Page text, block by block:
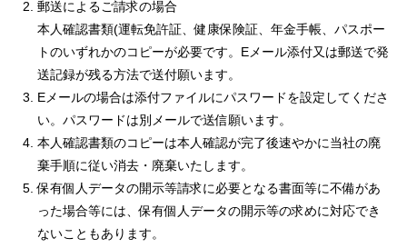
郵送によるご請求の場合
本人確認書類(運転免許証、健康保険証、年金手帳、パスポー
トのいずれかのコピーが必要です。Eメール添付又は郵送で発
送記録が残る方法で送付願います。
Eメールの場合は添付ファイルにパスワードを設定してくださ
い。パスワードは別メールで送信願います。
本人確認書類のコピーは本人確認が完了後速やかに当社の廃
棄手順に従い消去・廃棄いたします。
保有個人データの開示等請求に必要となる書面等に不備があ
った場合等には、保有個人データの開示等の求めに対応でき
ないこともあります。